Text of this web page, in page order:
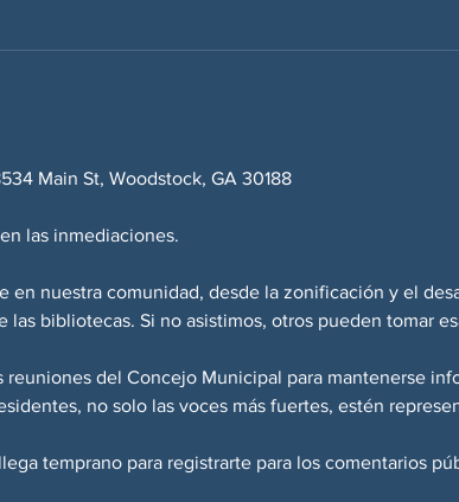
Main St, Woodstock, GA 30188
las inmediaciones.
en nuestra comunidad, desde la zonificación y el
bibliotecas. Si no asistimos, otros pueden tomar
reuniones del Concejo Municipal para mantenerse
no solo las voces más fuertes, estén
temprano para registrarte para los comentarios